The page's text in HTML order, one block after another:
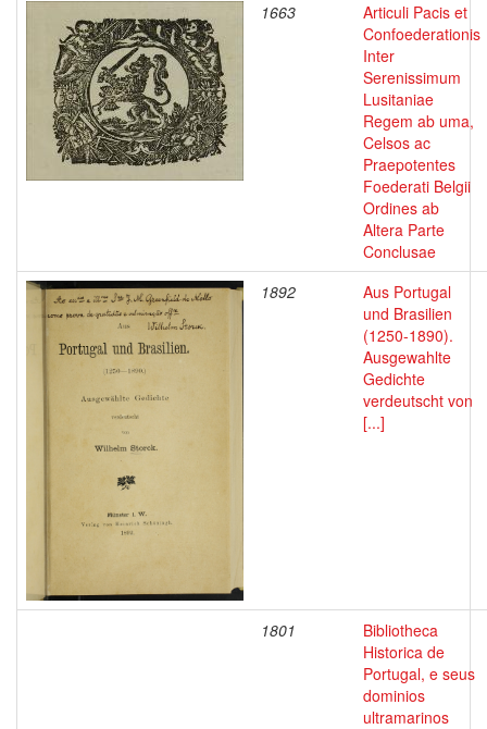
1663
Articuli Pacis et
Confoederationis
Inter
Serenissimum
Lusitaniae
Regem ab uma,
Celsos ac
Praepotentes
Foederati Belgii
Ordines ab
Altera Parte
Conclusae
1892
Aus Portugal
und Brasilien
(1250-1890).
Ausgewahlte
Gedichte
verdeutscht von
[...]
1801
Bibliotheca
Historica de
Portugal, e seus
dominios
ultramarinos